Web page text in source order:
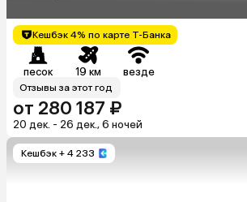
Кешбэк 4% по карте Т-Банка
песок 19 км везде
Отзывы за этот год
от 280 187 ₽
20 дек. - 26 дек., 6 ночей
Кешбэк + 4 233